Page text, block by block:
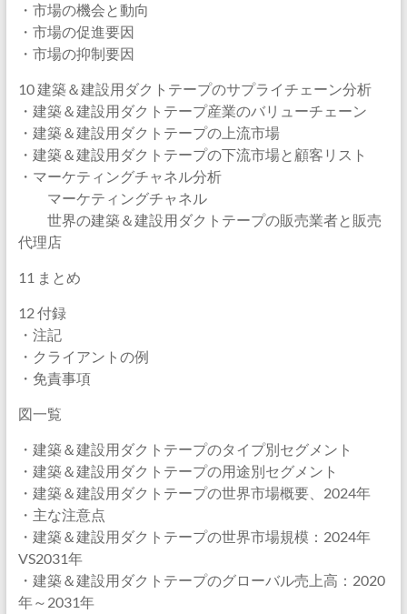
・市場の機会と動向
・市場の促進要因
・市場の抑制要因
10 建築＆建設用ダクトテープのサプライチェーン分析
・建築＆建設用ダクトテープ産業のバリューチェーン
・建築＆建設用ダクトテープの上流市場
・建築＆建設用ダクトテープの下流市場と顧客リスト
・マーケティングチャネル分析
マーケティングチャネル
世界の建築＆建設用ダクトテープの販売業者と販売
代理店
11 まとめ
12 付録
・注記
・クライアントの例
・免責事項
図一覧
・建築＆建設用ダクトテープのタイプ別セグメント
・建築＆建設用ダクトテープの用途別セグメント
・建築＆建設用ダクトテープの世界市場概要、2024年
・主な注意点
・建築＆建設用ダクトテープの世界市場規模：2024年
VS2031年
・建築＆建設用ダクトテープのグローバル売上高：2020
年～2031年